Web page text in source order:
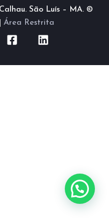
São Luís – MA. ©
Área Restrita